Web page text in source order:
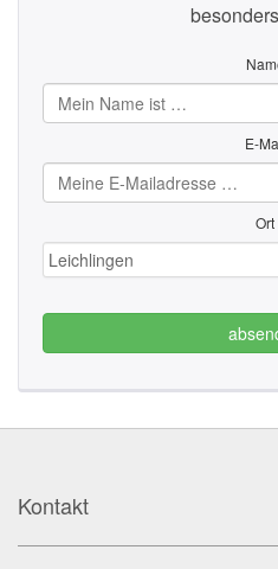
E-
Ort
Leichlingen
Kontakt